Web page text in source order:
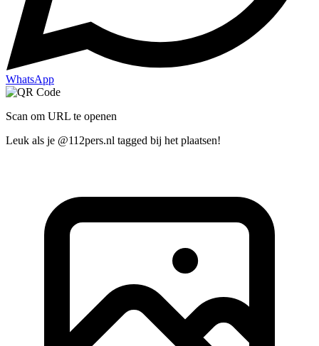
WhatsApp
Scan om URL te openen
Leuk als je @112pers.nl tagged bij het plaatsen!